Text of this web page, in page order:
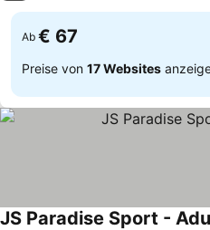
Ab € 67
Preise von 17 Websites
JS Paradise Sport -